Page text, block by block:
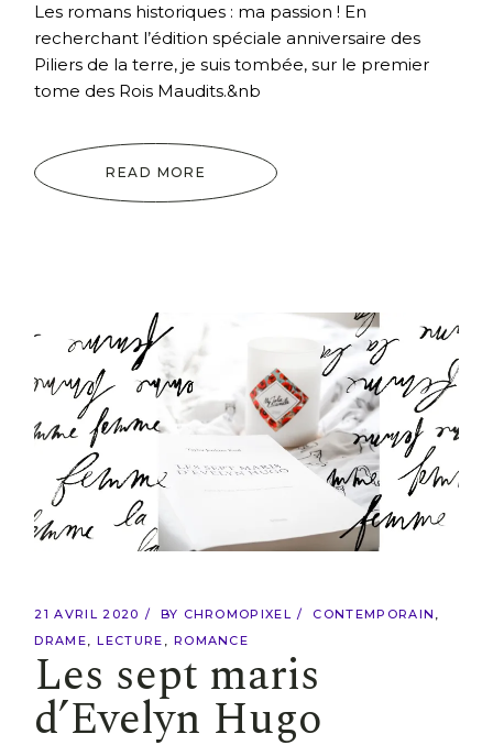
Les romans historiques : ma passion ! En
recherchant l’édition spéciale anniversaire des
Piliers de la terre, je suis tombée, sur le premier
tome des Rois Maudits.&nb
READ MORE
21 AVRIL 2020 BY CHROMOPIXEL
CONTEMPORAIN
DRAME
LECTURE ROMANCE
Les sept maris
d’Evelyn Hugo